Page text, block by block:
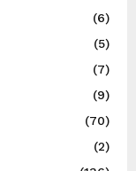
(6)
(5)
(7)
(9)
(70)
(2)